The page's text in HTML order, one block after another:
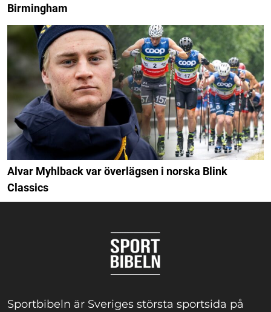
Birmingham
Alvar Myhlback var överlägsen i norska Blink
Classics
Sportbibeln är Sveriges största sportsida på